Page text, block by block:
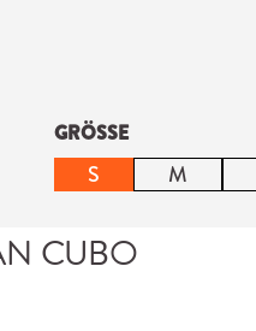
GRÖSSEauswählen
S M